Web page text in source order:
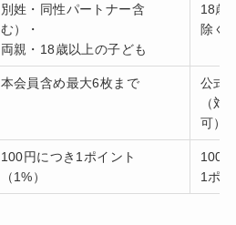
別姓・同性パートナー含
む）・
両親・18歳以上の子ども
18歳
除く
本会員含め最大6枚まで
公式
（対
可）
100円につき1ポイント
（1%）
100
1ポ